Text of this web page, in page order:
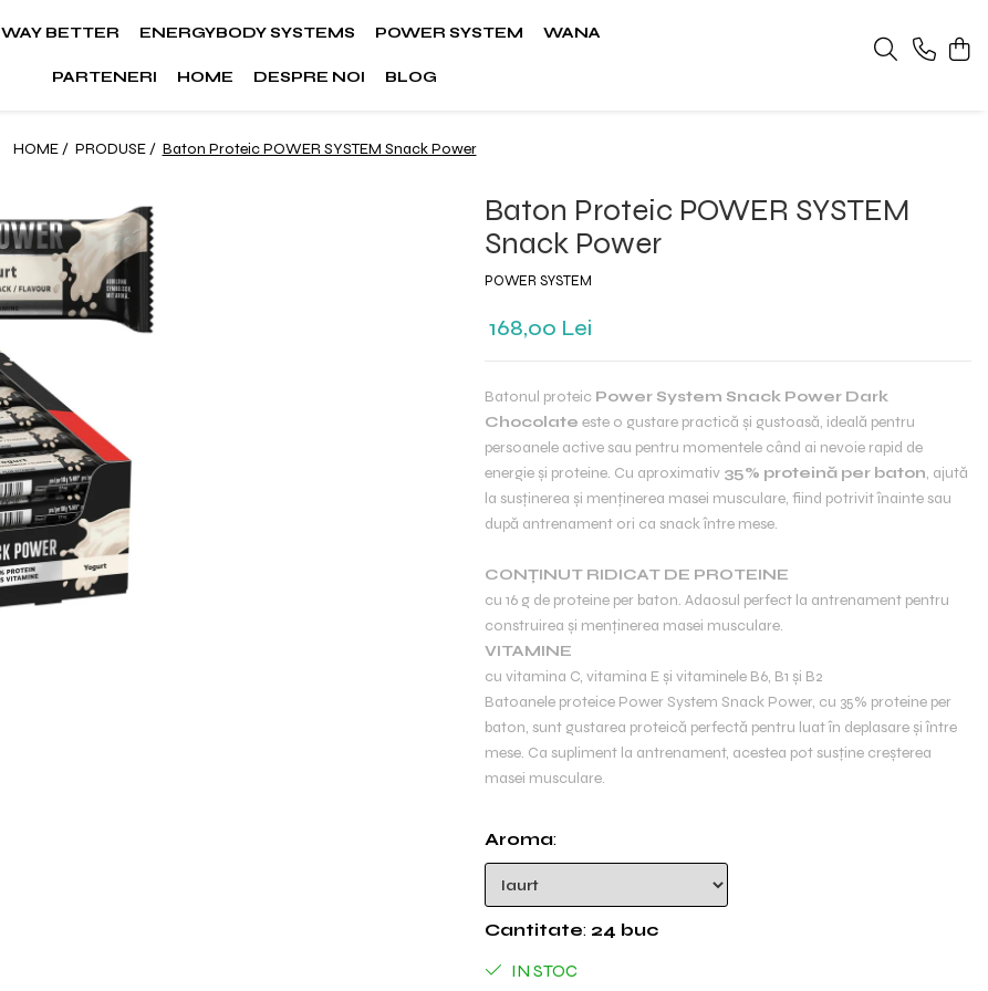
WAY BETTER ENERGYBODY SYSTEMS POWER SYSTEM WANA
PARTENERI HOME DESPRE NOI BLOG
HOME / PRODUSE / Baton Proteic POWER SYSTEM Snack Power
Baton Proteic POWER SYSTEM
Snack Power
POWER SYSTEM
168,00 Lei
Batonul proteic Power System Snack Power Dark
Chocolate este o gustare practică și gustoasă, ideală pentru
persoanele active sau pentru momentele când ai nevoie rapid de
energie și proteine. Cu aproximativ 35% proteină per baton, ajută
la susținerea și menținerea masei musculare, fiind potrivit înainte sau
după antrenament ori ca snack între mese.
CONȚINUT RIDICAT DE PROTEINE
cu 16 g de proteine ​​per baton. Adaosul perfect la antrenament pentru
construirea și menținerea masei musculare.
VITAMINE
cu vitamina C, vitamina E și vitaminele B6, B1 și B2
Batoanele proteice Power System Snack Power, cu 35% proteine ​​per
baton, sunt gustarea proteică perfectă pentru luat în deplasare și între
mese. Ca supliment la antrenament, acestea pot susține creșterea
masei musculare.
Aroma:
Cantitate: 24 buc
IN STOC